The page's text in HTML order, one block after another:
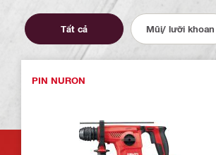
Tất cả Mũi/ lưỡi khoan
PIN NURON